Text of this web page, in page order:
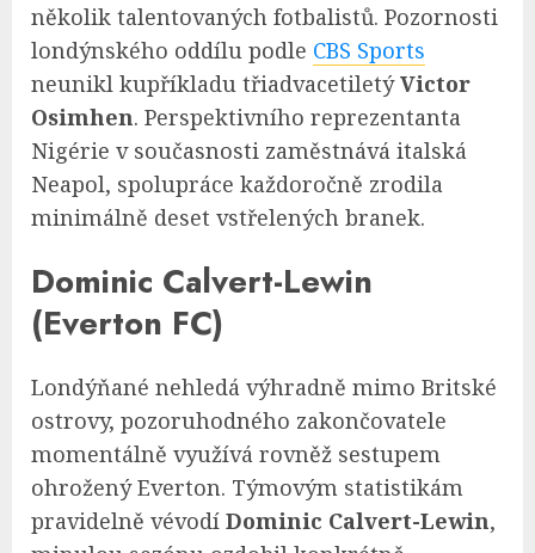
několik talentovaných fotbalistů. Pozornosti
londýnského oddílu podle CBS Sports
neunikl kupříkladu třiadvacetiletýVictor
Osimhen. Perspektivního reprezentanta
Nigérie v současnosti zaměstnává italská
Neapol, spolupráce každoročně zrodila
minimálně deset vstřelených branek.
Dominic Calvert-Lewin
(Everton FC)
Londýňané nehledá výhradně mimo Britské
ostrovy, pozoruhodného zakončovatele
momentálně využívá rovněž sestupem
ohrožený Everton. Týmovým statistikám
pravidelně vévodí Dominic Calvert-Lewin,